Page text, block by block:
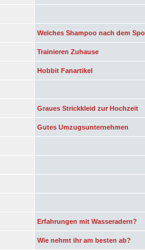
Welches Shampoo nach dem
Trainieren Zuhause
Hobbit Fanartikel
Graues Strickkleid zur Hochzeit
Gutes Umzugsunternehmen
Erfahrungen mit Wasseradern?
Wie nehmt ihr am besten ab?